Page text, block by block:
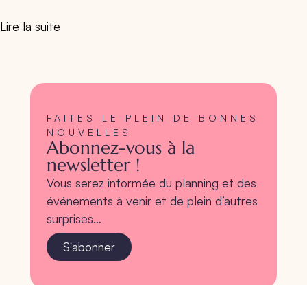
Lire la suite
FAITES LE PLEIN DE BONNES
NOUVELLES
Abonnez-vous à la
newsletter !
Vous serez informée du planning et des
événements à venir et de plein d’autres
surprises…
S'abonner